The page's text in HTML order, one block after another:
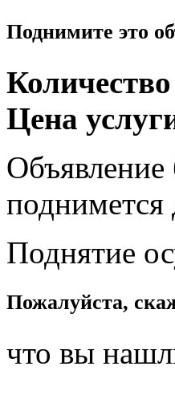
Поднимите это
Цена
Объявление
поднимется
Поднятие
Пожалуйста,
что вы